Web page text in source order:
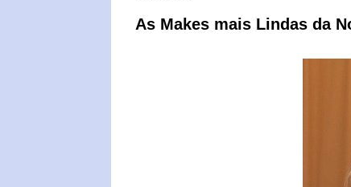
As Makes mais Lindas da